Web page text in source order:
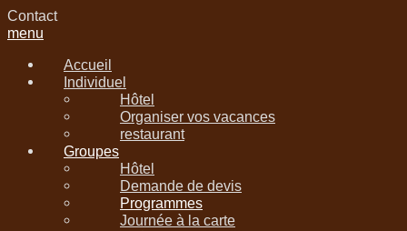
Contact
menu
Accueil
Individuel
Hôtel
Organiser vos vacances
restaurant
Groupes
Hôtel
Demande de devis
Programmes
Journée à la carte